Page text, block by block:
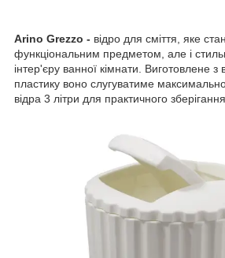
Arino Grezzo - відро для сміття, яке
функціональним предметом, але і
інтер'єру ванної кімнати. Виготовлене з
пластику воно слугуватиме максимально
відра 3 літри для практичного